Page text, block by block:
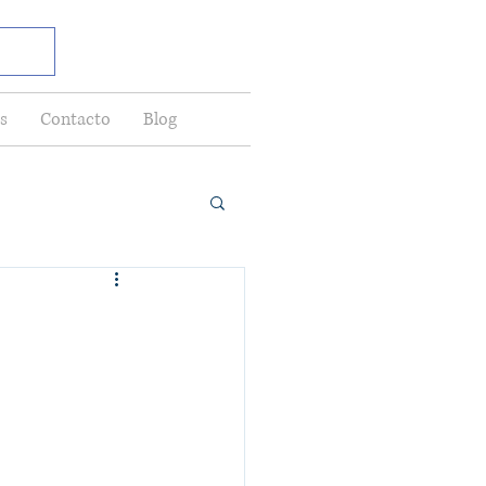
Contacto Blog